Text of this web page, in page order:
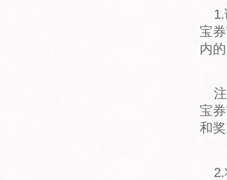
1.
宝
内
注
宝
和
2.